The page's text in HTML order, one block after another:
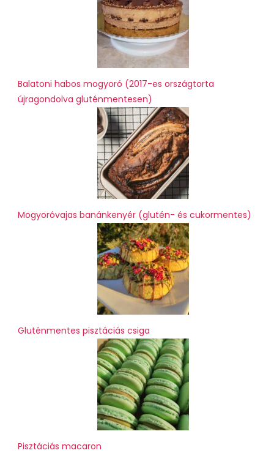
Balatoni habos mogyoró (2017-es országtorta
újragondolva gluténmentesen)
Mogyoróvajas banánkenyér (glutén- és cukormentes)
Gluténmentes pisztáciás csiga
Pisztáciás macaron